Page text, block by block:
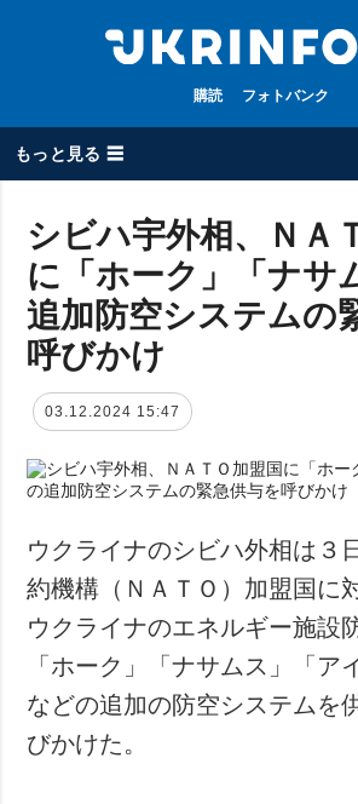
購読 フォトバンク
もっと見る ☰
全てのトピック
戦争
被占領地
経済・復興
防衛
社会・文化
スポーツ
犯罪
事故・緊急事態
ウ
ル
ウ
追加
特集
インタビュー
サ
購
シビハ宇外相、ＮＡ
に「ホーク」「ナサ
追加防空システムの
呼びかけ
03.12.2024 15:47
ウクライナのシビハ外相は３
約機構（ＮＡＴＯ）加盟国に
ウクライナのエネルギー施設
「ホーク」「ナサムス」「ア
などの追加の防空システムを
びかけた。